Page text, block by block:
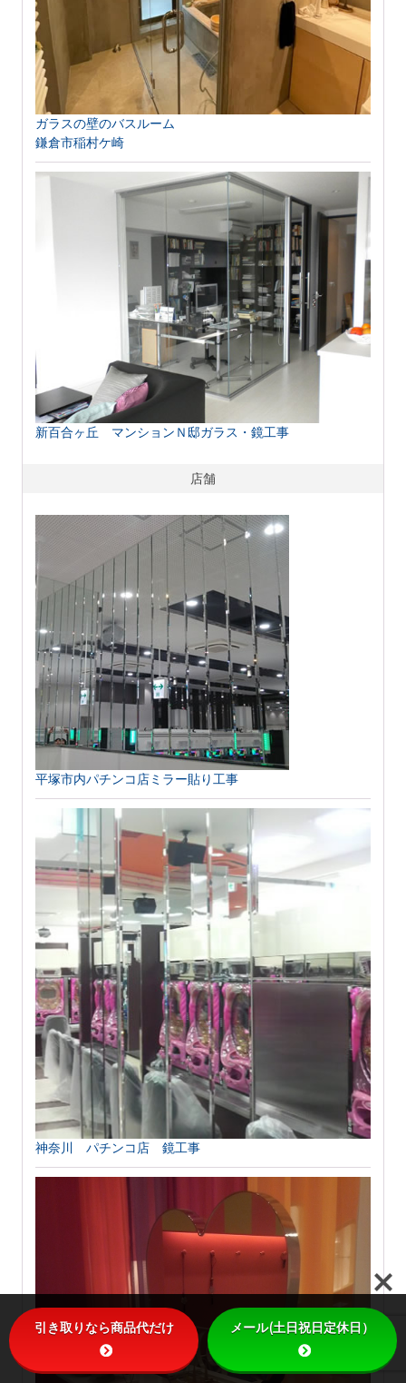
ガラスの壁のバスルーム
鎌倉市稲村ケ崎
新百合ヶ丘 マンションＮ邸ガラス・鏡工事
店舗
平塚市内パチンコ店ミラー貼り工事
神奈川 パチンコ店 鏡工事
引き取りなら商品代だけ メール(土日祝日定休日）